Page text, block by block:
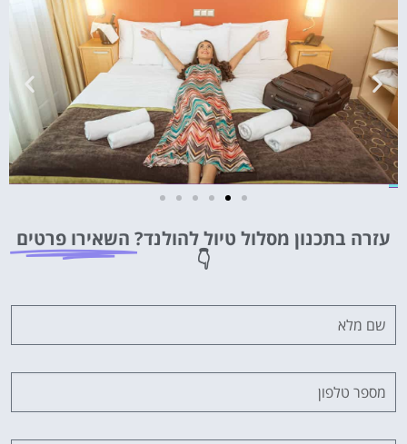
מציאת מלון
לחצו
עזרה בתכנון מסלול טיול להולנד? השאירו פרטים
👇